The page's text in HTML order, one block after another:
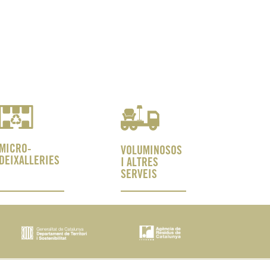
MICRO-
DEIXALLERIES
VOLUMINOSOS
I ALTRES
SERVEIS